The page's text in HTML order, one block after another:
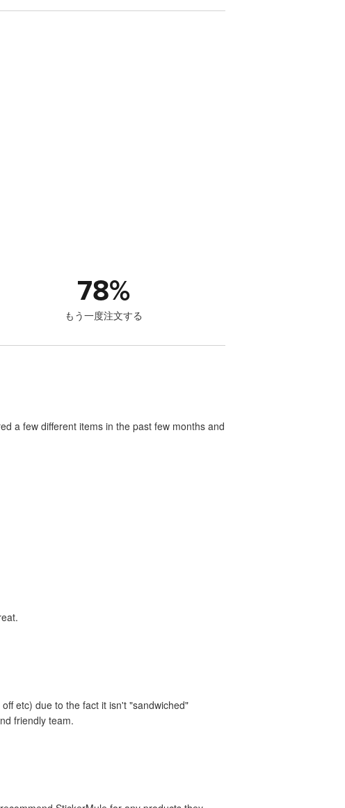
78%
もう一度注文する
a few different items in the past few months and
etc) due to the fact it isn't "sandwiched"
friendly team.